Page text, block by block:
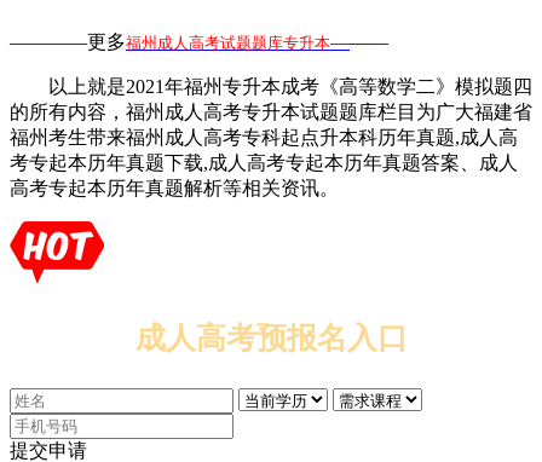
————更多福州成人高考试题题库专升本———
以上就是2021年福州专升本成考《高等数学二》模拟题四
的所有内容，福州成人高考专升本试题题库栏目为广大福建省
福州考生带来福州成人高考专科起点升本科历年真题,成人高
考专起本历年真题下载,成人高考专起本历年真题答案、成人
高考专起本历年真题解析等相关资讯。
成人高考预报名入口
提交申请